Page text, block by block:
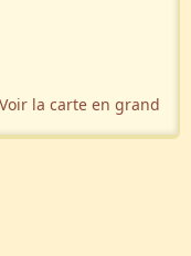
Voir la carte en grand